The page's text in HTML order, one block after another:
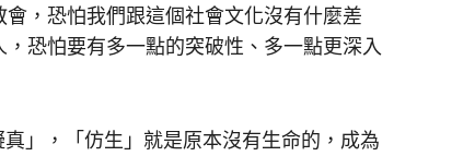
，恐怕我們跟這個社會文化沒有什麼差
恐怕要有多一點的突破性、多一點更深入
」，「仿生」就是原本沒有生命的，成為